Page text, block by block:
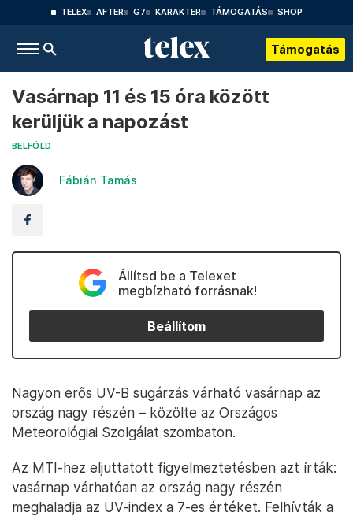
TELEX AFTER G7 KARAKTER TÁMOGATÁS SHOP
Támogatás
Vasárnap 11 és 15 óra között
kerüljük a napozást
BELFÖLD
Fábián Tamás
Állítsd be a Telexet
megbízható forrásnak!
Beállítom
Nagyon erős UV-B sugárzás várható vasárnap az
ország nagy részén – közölte az Országos
Meteorológiai Szolgálat szombaton.
Az MTI-hez eljuttatott figyelmeztetésben azt írták:
vasárnap várhatóan az ország nagy részén
meghaladja az UV-index a 7-es értéket. Felhívták a